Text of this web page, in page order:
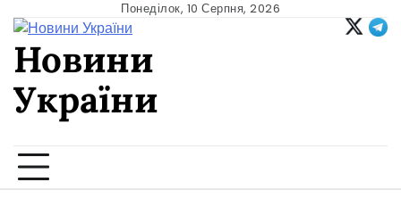
to
content
Понеділок, 10 Серпня, 2026
Новини
України